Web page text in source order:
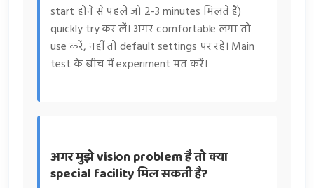
start होने से पहले जो 2-3 minutes मिलते हैं)
quickly try कर लें। अगर comfortable लगा तो
use करें, नहीं तो default settings पर रहें। Main
test के बीच में experiment मत करें।
अगर मुझे vision problem है तो क्या
special facility मिल सकती है?